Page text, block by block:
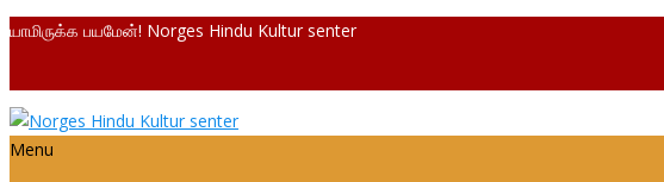
யாமிருக்க பயமேன்! Norges Hindu Kultur senter
Menu